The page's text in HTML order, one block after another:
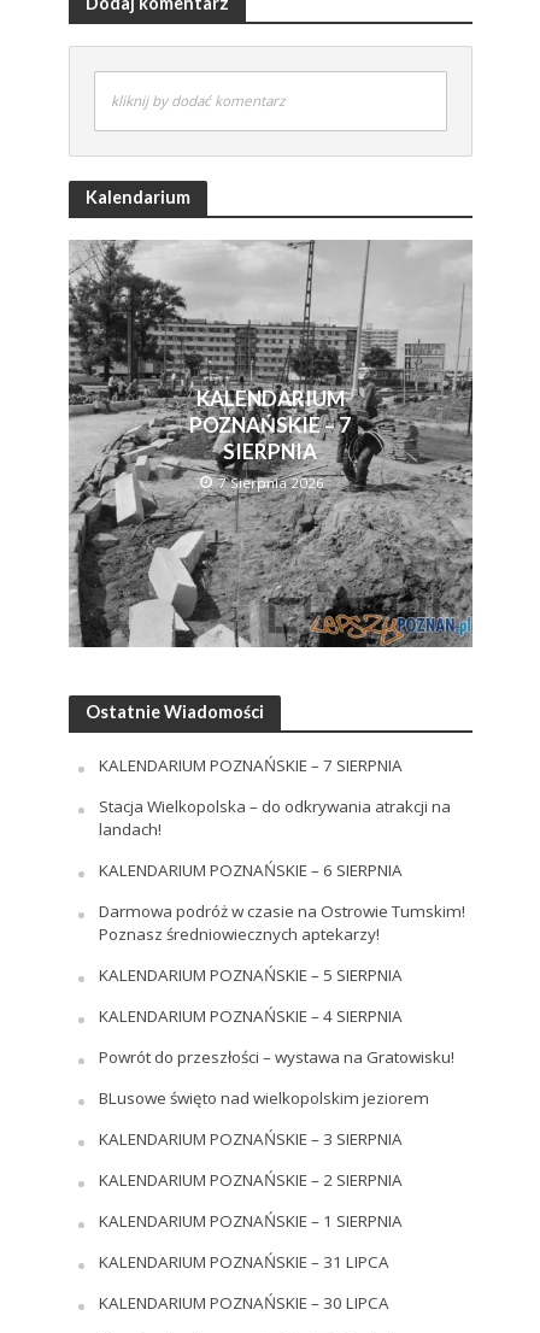
kliknij by dodać komentarz
Kalendarium
KALENDARIUM
POZNAŃSKIE – 7
SIERPNIA
7 Sierpnia 2026
Ostatnie Wiadomości
KALENDARIUM POZNAŃSKIE – 7 SIERPNIA
Stacja Wielkopolska – do odkrywania atrakcji na
landach!
KALENDARIUM POZNAŃSKIE – 6 SIERPNIA
Darmowa podróż w czasie na Ostrowie Tumskim!
Poznasz średniowiecznych aptekarzy!
KALENDARIUM POZNAŃSKIE – 5 SIERPNIA
KALENDARIUM POZNAŃSKIE – 4 SIERPNIA
Powrót do przeszłości – wystawa na Gratowisku!
BLusowe święto nad wielkopolskim jeziorem
KALENDARIUM POZNAŃSKIE – 3 SIERPNIA
KALENDARIUM POZNAŃSKIE – 2 SIERPNIA
KALENDARIUM POZNAŃSKIE – 1 SIERPNIA
KALENDARIUM POZNAŃSKIE – 31 LIPCA
KALENDARIUM POZNAŃSKIE – 30 LIPCA